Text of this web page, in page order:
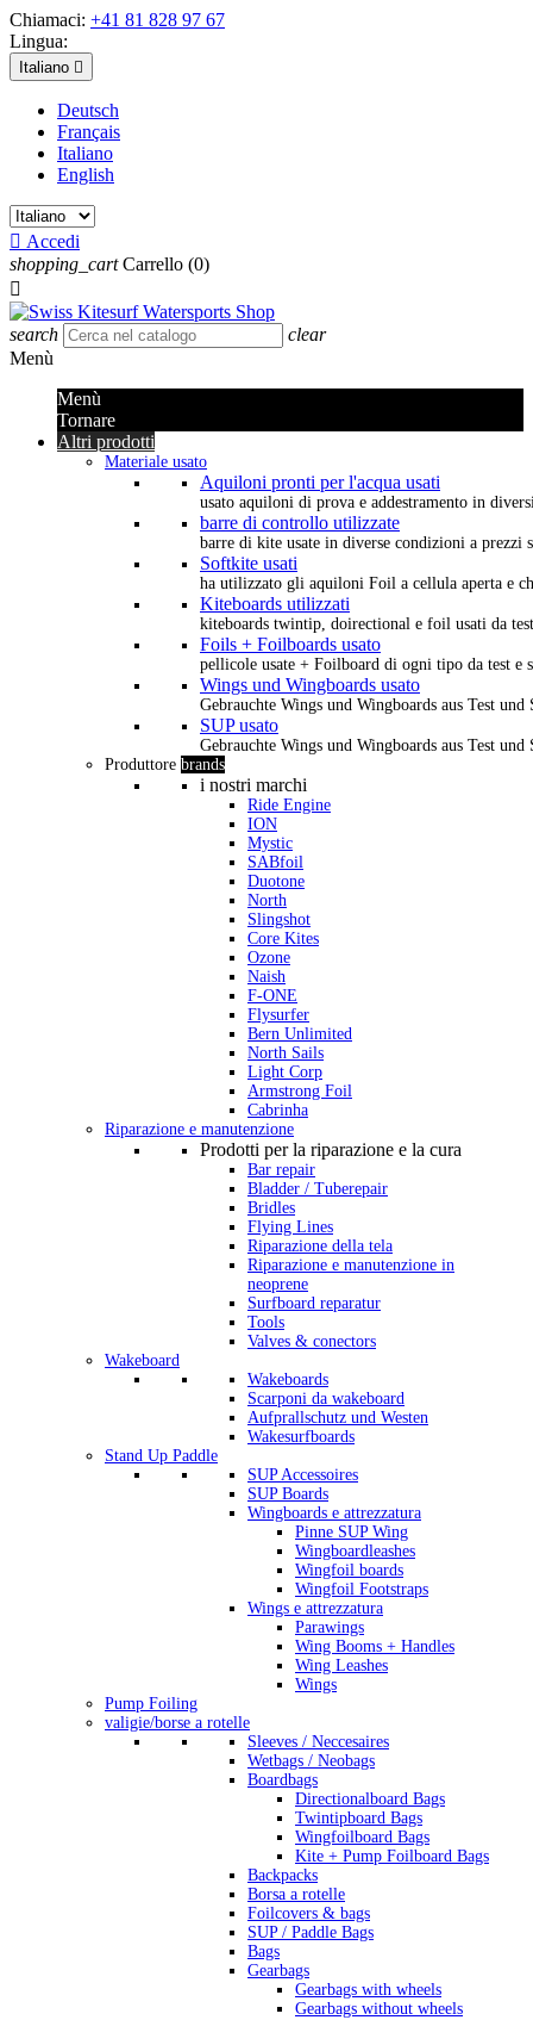
Chiamaci: +41 81 828 97 67
Lingua:
Italiano 
Deutsch
Français
Italiano
English
 Accedi
shopping_cart Carrello (0)

search
clear
Menù
Menù
Tornare
Altri prodotti
Materiale usato
Aquiloni pronti per l'acqua usati
usato aquiloni di prova e addestramento in
barre di controllo utilizzate
barre di kite usate in diverse condizioni a prezzi
Softkite usati
ha utilizzato gli aquiloni Foil a cellula aperta e
Kiteboards utilizzati
kiteboards twintip, doirectional e foil usati da
Foils + Foilboards usato
pellicole usate + Foilboard di ogni tipo da test e
Wings und Wingboards usato
Gebrauchte Wings und Wingboards aus Test und
SUP usato
Gebrauchte Wings und Wingboards aus Test und
Produttore brands
i nostri marchi
Ride Engine
ION
Mystic
SABfoil
Duotone
North
Slingshot
Core Kites
Ozone
Naish
F-ONE
Flysurfer
Bern Unlimited
North Sails
Light Corp
Armstrong Foil
Cabrinha
Riparazione e manutenzione
Prodotti per la riparazione e la cura
Bar repair
Bladder / Tuberepair
Bridles
Flying Lines
Riparazione della tela
Riparazione e manutenzione in
neoprene
Surfboard reparatur
Tools
Valves & conectors
Wakeboard
Wakeboards
Scarponi da wakeboard
Aufprallschutz und Westen
Wakesurfboards
Stand Up Paddle
SUP Accessoires
SUP Boards
Wingboards e attrezzatura
Pinne SUP Wing
Wingboardleashes
Wingfoil boards
Wingfoil Footstraps
Wings e attrezzatura
Parawings
Wing Booms + Handles
Wing Leashes
Wings
Pump Foiling
valigie/borse a rotelle
Sleeves / Neccesaires
Wetbags / Neobags
Boardbags
Directionalboard Bags
Twintipboard Bags
Wingfoilboard Bags
Kite + Pump Foilboard Bags
Backpacks
Borsa a rotelle
Foilcovers & bags
SUP / Paddle Bags
Bags
Gearbags
Gearbags with wheels
Gearbags without wheels